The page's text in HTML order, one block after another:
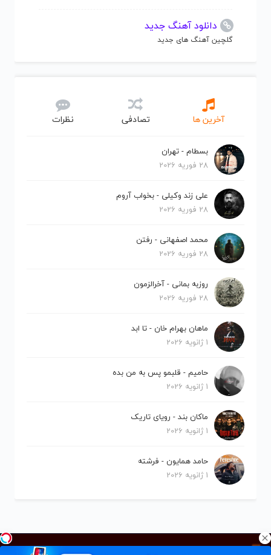
دانلود آهنگ جدید
گلچین آهنگ های جدید
آخرین ها تصادفی نظرات
بسطام - تهران
28 فوریه 2026
علی زند وکیلی - بخواب آروم
28 فوریه 2026
محمد اصفهانی - رفتن
28 فوریه 2026
روزبه بمانی - آخرالزمون
28 فوریه 2026
ماهان بهرام خان - تا ابد
1 ژانویه 2026
حامیم - قلبمو پس به من بده
1 ژانویه 2026
ماکان بند - رویای تاریک
1 ژانویه 2026
حامد همایون - فرشته
1 ژانویه 2026
کلیه حقوق برای نیلو موزیک محفوظ است.